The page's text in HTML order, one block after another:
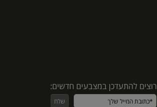
רוצים להתעדכן במצבעים חדשים: